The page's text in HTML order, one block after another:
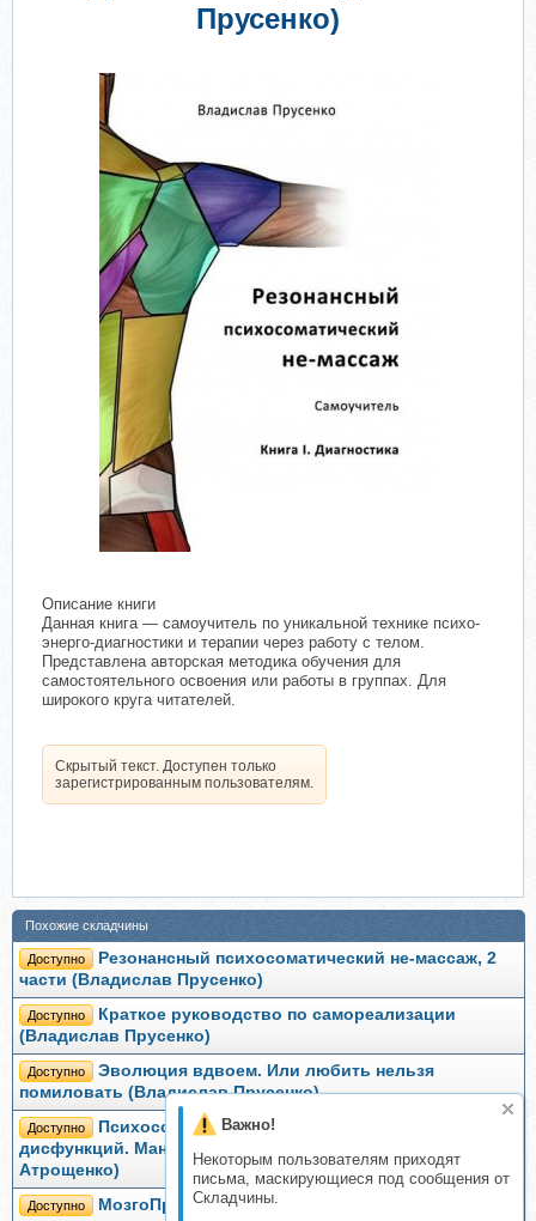
Важно!
Некоторым пользователям приходят
письма, маскирующиеся под сообщения от
Складчины.
Прусенко)
Описание книги
Данная книга — самоучитель по уникальной технике психо-
энерго-диагностики и терапии через работу с телом.
Представлена авторская методика обучения для
самостоятельного освоения или работы в группах. Для
широкого круга читателей.
Скрытый текст. Доступен только
зарегистрированным пользователям.
Похожие складчины
Доступно
Резонансный психосоматический не-массаж, 2
части (Владислав Прусенко)
Доступно
Краткое руководство по самореализации
(Владислав Прусенко)
Доступно
Эволюция вдвоем. Или любить нельзя
помиловать (Владислав Прусенко)
Доступно
Психосоматическое причины позвонковых
дисфункций. Мануальная диагностика и терапия (Игорь
Атрощенко)
Доступно
МозгоПрав. Научитесь мыслить и